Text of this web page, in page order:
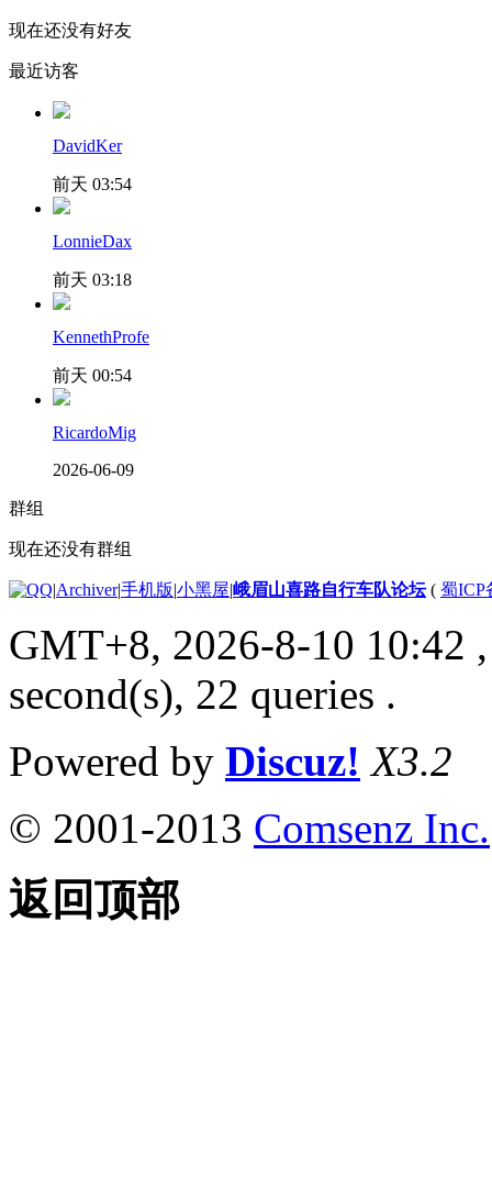
现在还没有好友
最近访客
DavidKer
前天 03:54
LonnieDax
前天 03:18
KennethProfe
前天 00:54
RicardoMig
2026-06-09
群组
现在还没有群组
|Archiver|手机版|小黑屋|峨眉山喜路自行车队论坛( 蜀ICP
GMT+8, 2026-8-10 10:42
second(s), 22 queries .
Powered by Discuz! X3.2
© 2001-2013 Comsenz Inc.
返回顶部